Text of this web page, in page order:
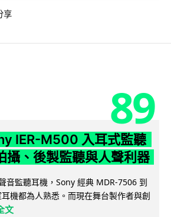
享
89
IER-M500 入耳式監聽
攝、後製監聽與人聲利器
音監聽耳機，Sony 經典 MDR-7506 到
機都為人熟悉。而現在舞台製作者與創
文